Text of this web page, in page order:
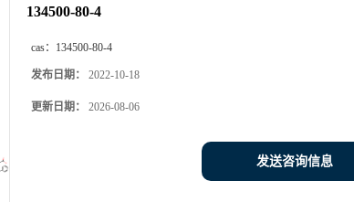
134500-80-4
cas： 134500-80-4
发布日期： 2022-10-18
更新日期： 2026-08-06
发送咨询信息